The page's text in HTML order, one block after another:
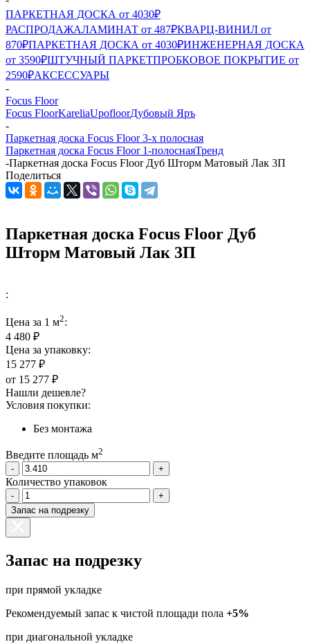
ПАРКЕТНАЯ ДОСКА от 4030₽
РАСПРОДАЖАЛАМИНАТ от 487₽КВАРЦ-ВИНИЛ от
870₽ПАРКЕТНАЯ ДОСКА от 4030₽ИНЖЕНЕРНАЯ ДОСКА
от 3590₽ШТУЧНЫЙ ПАРКЕТПРОБКОВОЕ ПОКРЫТИЕ от
2590₽АКСЕССУАРЫ
-
Focus Floor
Focus FloorKareliaUpofloorДубовый Яръ
-
Паркетная доска Focus Floor 3-х полосная
Паркетная доска Focus Floor 1-полоснаяТренд
-Паркетная доска Focus Floor Дуб Шторм Матовый Лак 3П
Поделиться
Паркетная доска Focus Floor Дуб
Шторм Матовый Лак 3П
:
Цена за 1 м2:
4 480 ₽
Цена за упаковку:
15 277 ₽
от 15 277 ₽
Нашли дешевле?
Условия покупки:
Без монтажа
Введите площадь м2
-
+
Количество упаковок
-
+
Запас на подрезку
Запас на подрезку
при прямой укладке
Рекомендуемый запас к чистой площади пола +5%
при диагональной укладке